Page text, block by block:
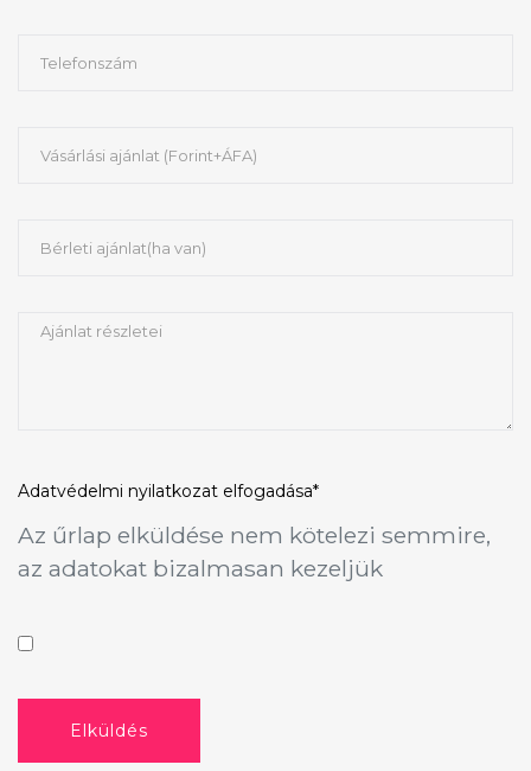
Adatvédelmi nyilatkozat elfogadása*
Az űrlap elküldése nem kötelezi semmire,
az adatokat bizalmasan kezeljük
Elküldés